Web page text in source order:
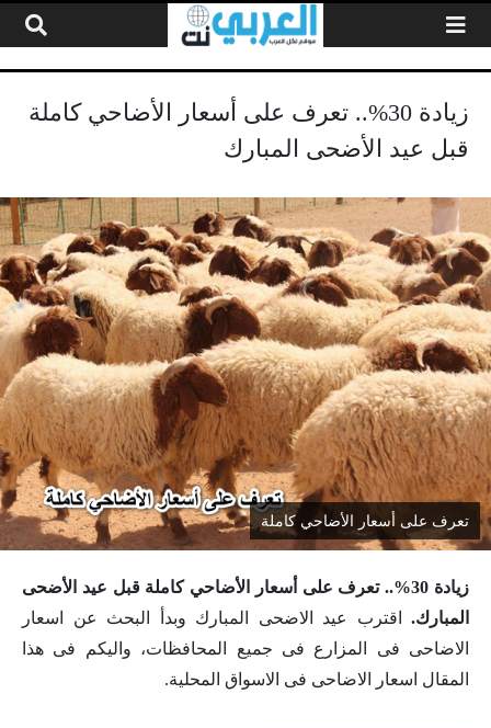
زيادة 30%.. تعرف على أسعار الأضاحي كاملة
قبل عيد الأضحى المبارك
تعرف على أسعار الأضاحي كاملة
زيادة 30%.. تعرف على أسعار الأضاحي كاملة قبل عيد الأضحى
المبارك. اقترب عيد الاضحى المبارك وبدأ البحث عن اسعار
الاضاحى فى المزارع فى جميع المحافظات، واليكم فى هذا
المقال اسعار الاضاحى فى الاسواق المحلية.